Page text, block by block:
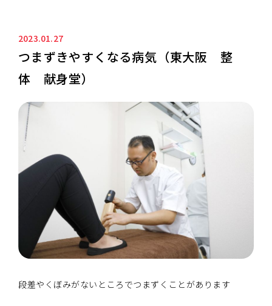
2023.01.27
つまずきやすくなる病気（東大阪 整
体 献身堂）
段差やくぼみがないところでつまずくことがあります